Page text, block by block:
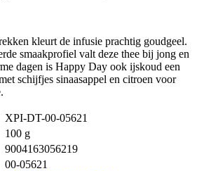
kleurt de infusie prachtig goudgeel.
smaakprofiel valt deze thee bij jong en
dagen is Happy Day ook ijskoud een
schijfjes sinaasappel en citroen voor
XPI-DT-00-05621
100 g
9004163056219
00-05621